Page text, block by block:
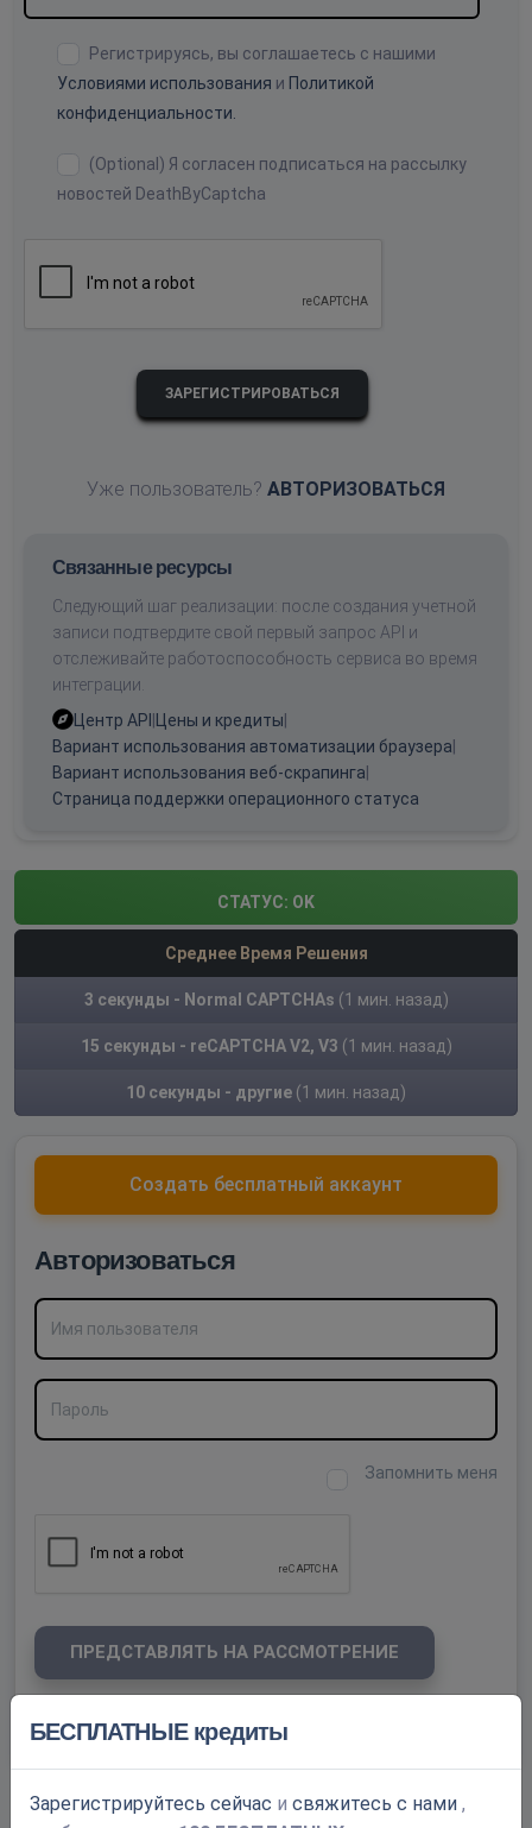
Регистрируясь, вы соглашаетесь с нашими
Условиями использования и Политикой
конфиденциальности.
(Optional) Я согласен подписаться на рассылку
новостей DeathByCaptcha
ЗАРЕГИСТРИРОВАТЬСЯ
Уже пользователь? АВТОРИЗОВАТЬСЯ
Связанные ресурсы
Следующий шаг реализации: после создания учетной
записи подтвердите свой первый запрос API и
отслеживайте работоспособность сервиса во время
интеграции.
Центр API
Цены и кредиты
Вариант использования автоматизации браузера
Вариант использования веб-скрапинга
Страница поддержки операционного статуса
СТАТУС: OK
Среднее Время Решения
3 секунды - Normal CAPTCHAs (1 мин. назад)
15 секунды - reCAPTCHA V2, V3 (1 мин. назад)
10 секунды - другие (1 мин. назад)
Создать бесплатный аккаунт
Авторизоваться
Имя пользователя
Пароль
Запомнить меня
ПРЕДСТАВЛЯТЬ НА РАССМОТРЕНИЕ
Забыли свой пароль?
БЕСПЛАТНЫЕ кредиты
Зарегистрируйтесь сейчас и свяжитесь с нами ,